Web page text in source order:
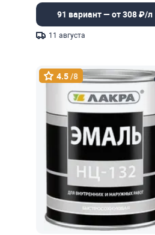
сверхпрочная
91 вариант — от 308 ₽/л
11 августа
4.5/8